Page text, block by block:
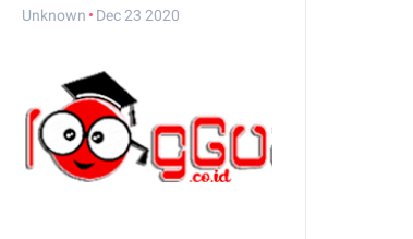
Unknown Dec 23 2020